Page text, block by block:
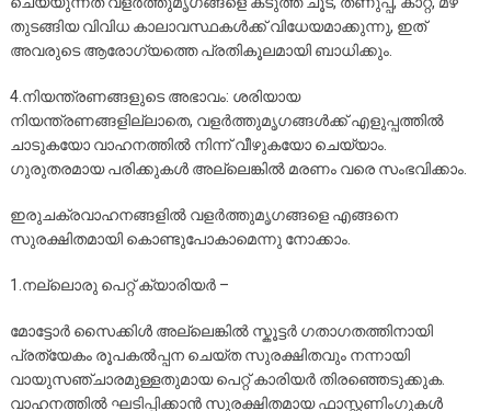
തുടങ്ങിയ വിവിധ കാലാവസ്ഥകൾക്ക് വിധേയമാക്കുന്നു, ഇത്
അവരുടെ ആരോഗ്യത്തെ പ്രതികൂലമായി ബാധിക്കും.
4.നിയന്ത്രണങ്ങളുടെ അഭാവം: ശരിയായ
നിയന്ത്രണങ്ങളില്ലാതെ, വളർത്തുമൃഗങ്ങൾക്ക് എളുപ്പത്തിൽ
ചാടുകയോ വാഹനത്തിൽ നിന്ന് വീഴുകയോ ചെയ്യാം.
ഗുരുതരമായ പരിക്കുകൾ അല്ലെങ്കിൽ മരണം വരെ സംഭവിക്കാം.
ഇരുചക്രവാഹനങ്ങളിൽ വളർത്തുമൃഗങ്ങളെ എങ്ങനെ
സുരക്ഷിതമായി കൊണ്ടുപോകാമെന്നു നോക്കാം.
1.നല്ലൊരു പെറ്റ് ക്യാരിയർ –
മോട്ടോർ സൈക്കിൾ അല്ലെങ്കിൽ സ്കൂട്ടർ ഗതാഗതത്തിനായി
പ്രത്യേകം രൂപകൽപ്പന ചെയ്ത സുരക്ഷിതവും നന്നായി
വായുസഞ്ചാരമുള്ളതുമായ പെറ്റ് കാരിയർ തിരഞ്ഞെടുക്കുക.
വാഹനത്തിൽ ഘടിപ്പിക്കാൻ സുരക്ഷിതമായ ഫാസ്റ്റണിംഗുകൾ